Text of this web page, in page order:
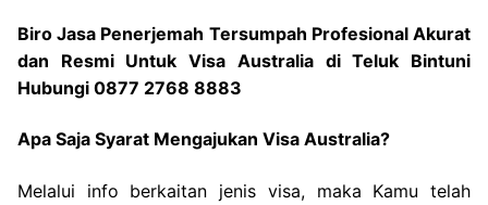
Biro Jasa Penerjemah Tersumpah Profesional Akurat
dan Resmi Untuk Visa Australia di Teluk Bintuni
Hubungi 0877 2768 8883
Apa Saja Syarat Mengajukan Visa Australia?
Melalui info berkaitan jenis visa, maka Kamu telah